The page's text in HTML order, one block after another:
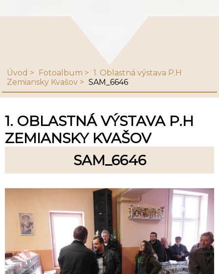
Úvod Fotoalbum
1. Oblastná výstava P.H
Zemiansky Kvašov
SAM_6646
1. OBLASTNÁ VÝSTAVA P.H
ZEMIANSKY KVAŠOV
SAM_6646